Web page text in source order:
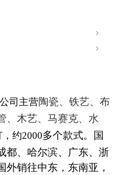
司主营陶瓷、铁艺、布
、木艺、马赛克、水
，约2000多个款式。国
都、哈尔滨、广东、浙
外销往中东，东南亚，